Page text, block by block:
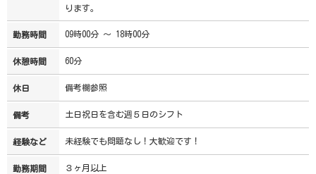
ります。
勤務時間 09時00分 ～ 18時00分
休憩時間 60分
休日 備考欄参照
備考 土日祝日を含む週５日のシフト
経験など 未経験でも問題なし！大歓迎です！
勤務期間 ３ヶ月以上